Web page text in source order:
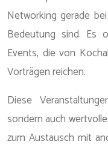
Networking gerade
Bedeutung sind. Es
Events, die von
Vorträgen reichen.
Diese
sondern auch
zum Austausch mit